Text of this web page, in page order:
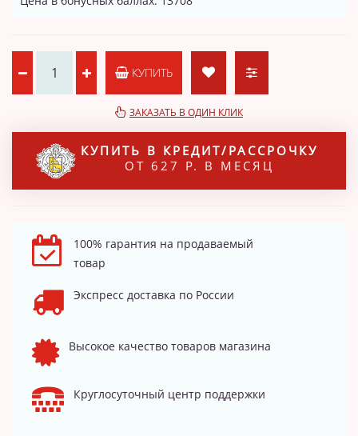
КУПИТЬ
ЗАКАЗАТЬ В ОДИН КЛИК
КУПИТЬ В КРЕДИТ/РАССРОЧКУ
ОТ 627 Р. В МЕСЯЦ
100% гарантия на продаваемый
товар
Экспресс доставка по России
Высокое качество товаров магазина
Круглосуточный центр поддержки